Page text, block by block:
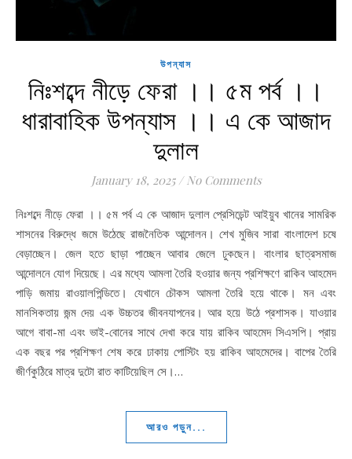
উপন্যাস
নিঃশব্দে নীড়ে ফেরা ।। ৫ম পর্ব ।।
ধারাবাহিক উপন্যাস ।। এ কে আজাদ
দুলাল
January 18, 2025 / No Comments
নিঃশব্দে নীড়ে ফেরা ।। ৫ম পর্ব এ কে আজাদ দুলাল প্রেসিডেন্ট আইয়ুব খানের সামরিক
শাসনের বিরুদ্ধে জমে উঠেছে রাজনৈতিক আন্দোলন। শেখ মুজিব সারা বাংলাদেশ চষে
বেড়াচ্ছেন। জেল হতে ছাড়া পাচ্ছেন আবার জেলে ঢুকছেন। বাংলার ছাত্রসমাজ
আন্দোলনে যোগ দিয়েছে। এর মধ্যে আমলা তৈরি হওয়ার জন্য প্রশিক্ষণে রাকিব আহমেদ
পাড়ি জমায় রাওয়ালপিন্ডিতে। যেখানে চৌকস আমলা তৈরি হয়ে থাকে। মন এবং
মানসিকতায় জন্ম দেয় এক উচ্চতর জীবনযাপনের। আর হয়ে উঠে প্রশাসক। যাওয়ার
আগে বাবা-মা এবং ভাই-বোনের সাথে দেখা করে যায় রাকিব আহমেদ সিএসপি। প্রায়
এক বছর পর প্রশিক্ষণ শেষ করে ঢাকায় পোস্টিং হয় রাকিব আহমেদের। বাপের তৈরি
জীর্ণকুঠিরে মাত্র দুটো রাত কাটিয়েছিল সে।…
আরও পড়ুন...